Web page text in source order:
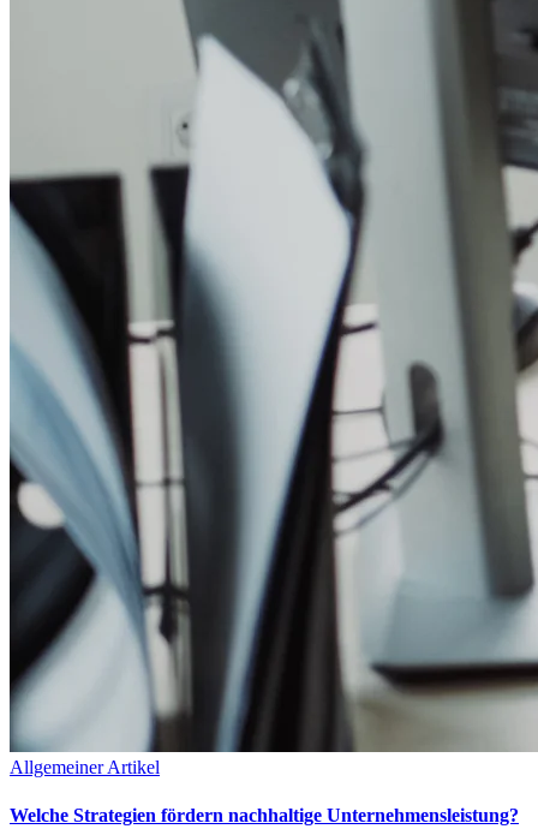
Allgemeiner Artikel
Welche Strategien fördern nachhaltige Unternehmensleistung?